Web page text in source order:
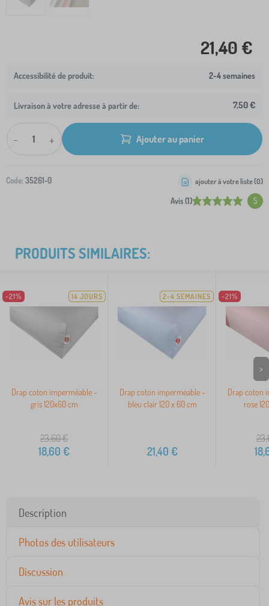
21,40 €
2-4 semaines
Livraison à votre adresse à partir de: 7,50 €
- + Ajouter au panier
Code: 35261-0
Avis (1) 5
ajouter à votre liste (0)
PRODUITS SIMILAIRES:
-21% 14 JOURS
Drap coton imperméable -
gris 120x60 cm
23,60€
18,60 €
2-4 SEMAINES
Drap coton imperméable -
bleu clair 120 x 60 cm
21,40 €
-21%
Drap coton
rose
>
Description
Photos des utilisateurs
Discussion
Avis sur les produits